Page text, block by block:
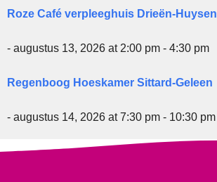
Roze Café verpleeghuis Drieën-Huysen
- augustus 13, 2026 at 2:00 pm - 4:30 pm
Regenboog Hoeskamer Sittard-Geleen
- augustus 14, 2026 at 7:30 pm - 10:30 pm